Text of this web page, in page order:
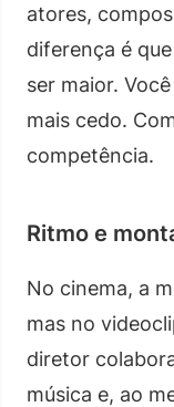
atores,
diferença é
ser maior.
mais cedo.
competência.
Ritmo e
No cinema, a
mas no
diretor
música e, ao